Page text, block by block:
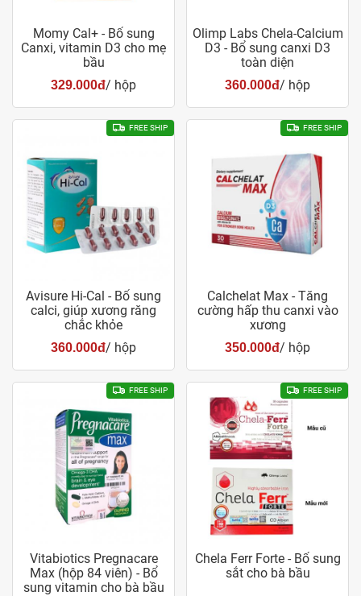
Momy Cal+ - Bổ sung
Canxi, vitamin D3 cho mẹ
bầu
329.000đ/ hộp
Olimp Labs Chela-Calcium
D3 - Bổ sung canxi D3
toàn diện
360.000đ/ hộp
FREE SHIP
Avisure Hi-Cal - Bổ sung
calci, giúp xương răng
chắc khỏe
360.000đ/ hộp
FREE SHIP
Calchelat Max - Tăng
cường hấp thu canxi vào
xương
350.000đ/ hộp
FREE SHIP
Vitabiotics Pregnacare
Max (hộp 84 viên) - Bổ
sung vitamin cho bà bầu
FREE SHIP
Chela Ferr Forte - Bổ sung
sắt cho bà bầu